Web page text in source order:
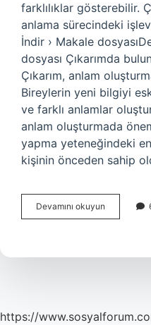
farklılıklar gösterebilir.
anlama sürecindeki
İndir › Makale
dosyası Çıkarımda
Çıkarım, anlam
Bireylerin yeni bilgiyi
ve farklı anlamlar
anlam oluşturmada
yapma yeteneğindeki
kişinin önceden sahip
Devamını okuyun Çıkarımda
Bulunmak
Tdk
https://